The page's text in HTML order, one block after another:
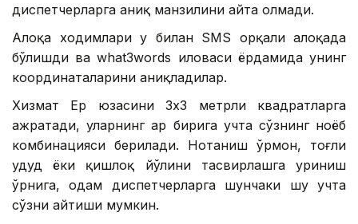
диспетчерларга аниқ манзилини айта олмади.
Алоқа ходимлари у билан SМS орқали алоқада
бўлишди ва what3words иловаси ёрдамида унинг
координаталарини аниқладилар.
Хизмат Ер юзасини 3х3 метрли квадратларга
ажратади, уларнинг ҳар бирига учта сўзнинг ноёб
комбинацияси берилади. Нотаниш ўрмон, тоғли
ҳудуд ёки қишлоқ йўлини тасвирлашга уриниш
ўрнига, одам диспетчерларга шунчаки шу учта
сўзни айтиши мумкин.